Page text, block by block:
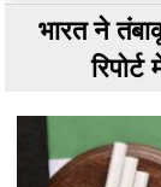
भारत ने